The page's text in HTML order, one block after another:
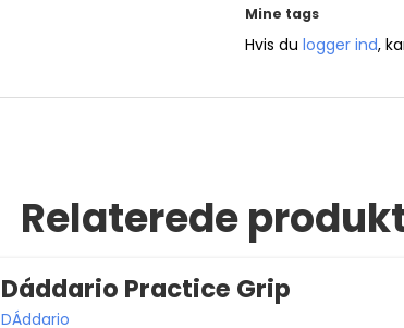
Mine tags
Hvis du logger ind,
Relaterede
Dáddario Practice Grip
DÁddario